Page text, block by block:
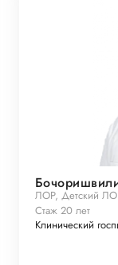
ЛОР, Детский
Стаж 20 лет
Клинический